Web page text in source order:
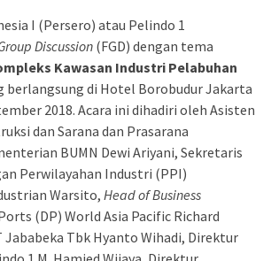
I (Persero) atau Pelindo 1
Discussion(FGD) dengan tema
Kawasan Industri Pelabuhan
berlangsung di Hotel Borobudur Jakarta
2018. Acara ini dihadiri oleh Asisten
dan Sarana dan Prasarana
BUMN Dewi Ariyani, Sekretaris
Perwilayahan Industri (PPI)
Warsito,Head of Business
(DP) World Asia Pacific Richard
Tbk Hyanto Wihadi, Direktur